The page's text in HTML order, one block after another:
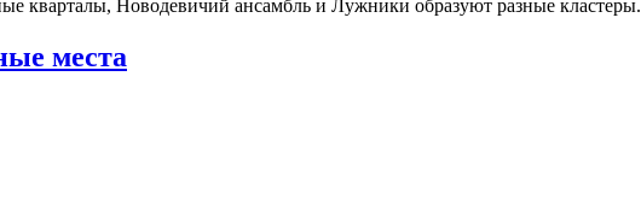
кварталы, Новодевичий ансамбль и Лужники образуют разные кластеры.
места